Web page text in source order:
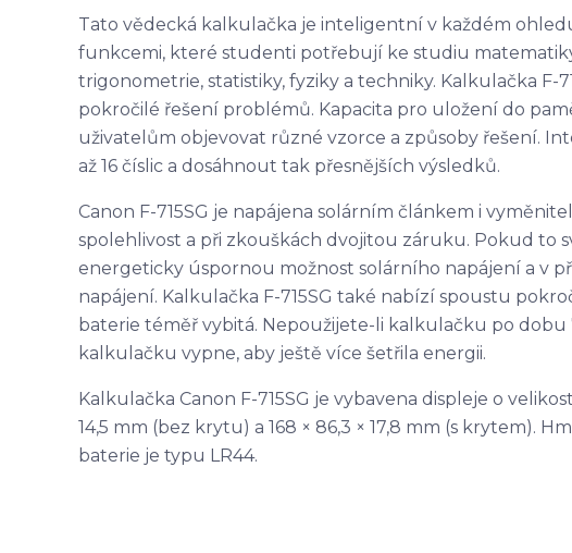
Tato vědecká kalkulačka je inteligentní v každém
funkcemi, které studenti potřebují ke studiu
trigonometrie, statistiky, fyziky a techniky. Kalkulačka F-
pokročilé řešení problémů. Kapacita pro uložení do
uživatelům objevovat různé vzorce a způsoby řešení.
až 16 číslic a dosáhnout tak přesnějších výsledků.
Canon F-715SG je napájena solárním článkem i
spolehlivost a při zkouškách dvojitou záruku. Pokud to
energeticky úspornou možnost solárního napájení a v
napájení. Kalkulačka F-715SG také nabízí spoustu
baterie téměř vybitá. Nepoužijete-li kalkulačku po
kalkulačku vypne, aby ještě více šetřila energii.
Kalkulačka Canon F-715SG je vybavena displeje o
14,5 mm (bez krytu) a 168 × 86,3 × 17,8 mm (s krytem).
baterie je typu LR44.